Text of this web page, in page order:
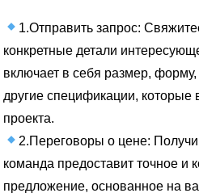
1.Отправить запрос:
конкретные детали
включает в себя размер,
другие спецификации,
проекта.
2.Переговоры о цене:
команда предоставит точное и
предложение, основанное на